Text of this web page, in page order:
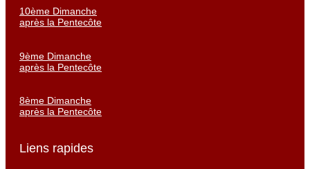
10ème Dimanche
après la Pentecôte
9ème Dimanche
après la Pentecôte
8ème Dimanche
après la Pentecôte
Liens rapides